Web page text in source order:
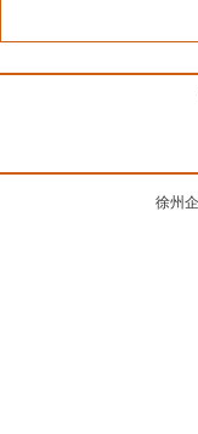
徐州